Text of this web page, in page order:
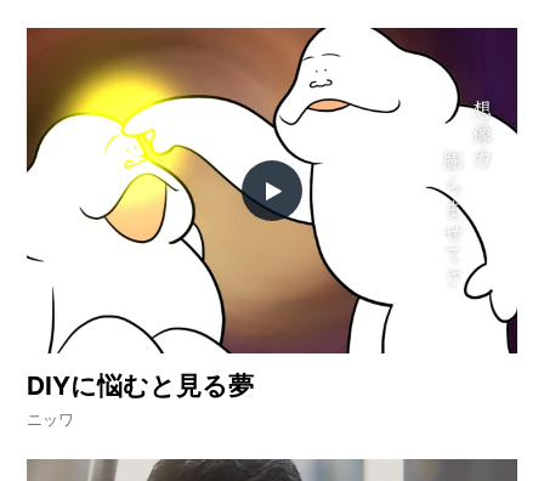
DIYに悩むと見る夢
ニッワ